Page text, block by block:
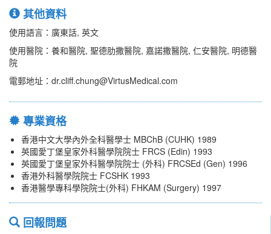
其他資料
使用語言：廣東話, 英文
使用醫院：養和醫院, 聖德肋撒醫院, 嘉諾撒醫院, 仁安醫院, 明德醫
院
電郵地址：dr.cliff.chung@VirtusMedical.com
專業資格
香港中文大學內外全科醫學士 MBChB (CUHK) 1989
英國愛丁堡皇家外科醫學院院士 FRCS (Edin) 1993
英國愛丁堡皇家外科醫學院院士 (外科) FRCSEd (Gen) 1996
香港外科醫學院院士 FCSHK 1993
香港醫學專科學院院士(外科) FHKAM (Surgery) 1997
回報問題